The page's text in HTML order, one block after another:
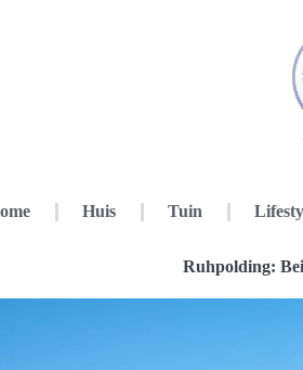
Huis Tuin
Ruhpolding: